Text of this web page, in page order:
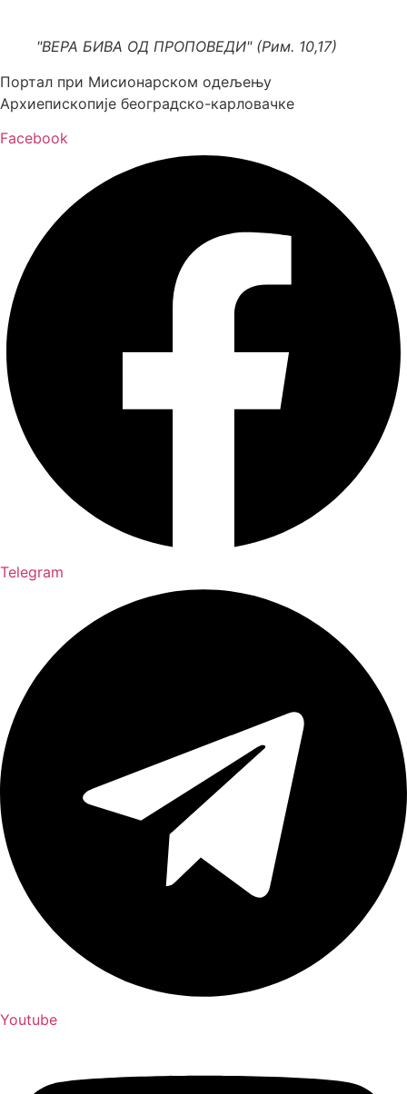
"ВЕРА БИВА ОД ПРОПОВЕДИ" (Рим. 10,17)
Портал при Мисионарском одељењу
Архиепископије београдско-карловачке
Facebook
Telegram
Youtube